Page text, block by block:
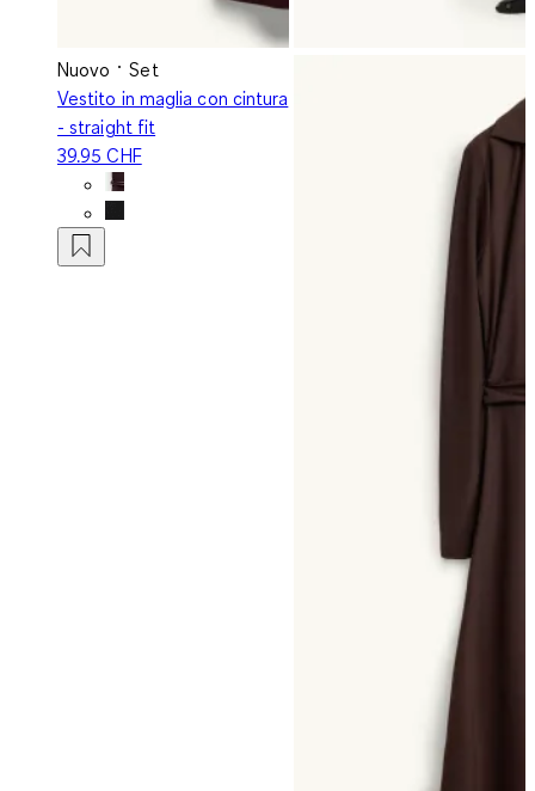
Nuovo
Set
Vestito in maglia con cintura
- straight fit
39.95 CHF